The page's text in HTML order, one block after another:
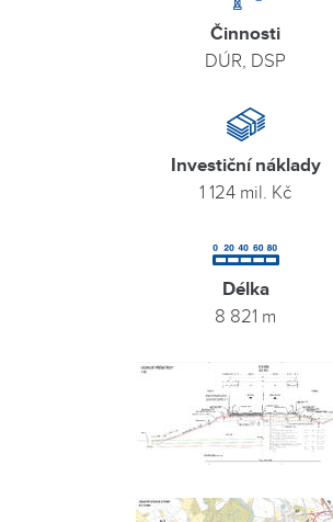
Činnosti
DÚR, DSP
Investiční náklady
1 124 mil. Kč
Délka
8 821 m